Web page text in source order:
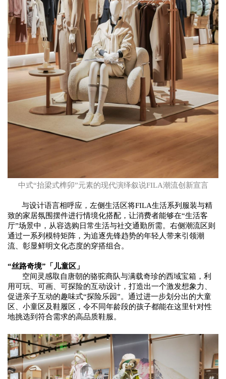
中式“抬梁式榫卯”元素的现代演绎叙说FILA潮流创新宣言
与设计语言相呼应， 左侧生活区将FILA生活系列 服装与精
致的家居氛围摆件进行情境化搭配，让消费者能够在“生活客
厅”场景中，从容选购日常生活与社交通勤所需。 右侧潮流区则
通过一系列模特矩阵， 为追逐先锋趋势的年轻人带来引领潮
流、彰显鲜明文化态度的穿搭组合。
“丝路奇境”「儿童区 」
空间灵感取自 唐朝的骆驼商队与满载奇珍的西域宝箱， 利
用可玩、可画、可探险的互动设计， 打造出一个激发想象力、
促进亲子互动的趣味式“探险乐园”。 通过进一步划分出的大童
区、小童区及鞋履区 ，令不同年龄段的孩子都能在这里针对性
地挑选到符合需求的高品质鞋服。